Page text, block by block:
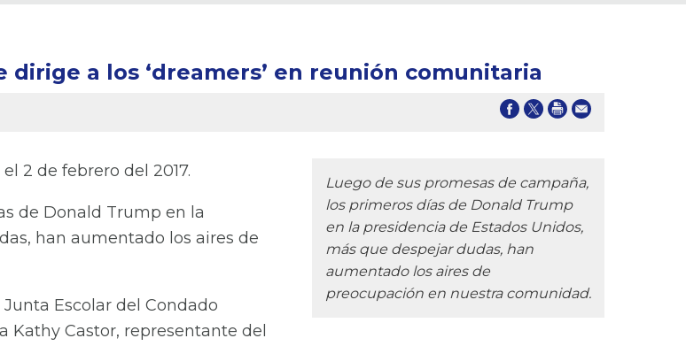
a los ‘dreamers’ en reunión comunitaria
Luego de sus promesas de campaña,
los primeros días de Donald Trump
en la presidencia de Estados Unidos,
más que despejar dudas, han
aumentado los aires de
preocupación en nuestra comunidad.
2 de febrero del 2017.
de Donald Trump en la
han aumentado los aires de
Escolar del Condado
Castor, representante del